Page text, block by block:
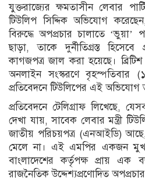
যুক্তরাজ্যের ক্ষমতাসীন লেবার
টিউলিপ সিদ্দিক অভিযোগ
বিরুদ্ধে অপপ্রচার চালাতে ‘ভুয়া’
ছাড়া, তাকে দুর্নীতিগ্রস্ত
কাগজপত্র জাল করা হয়েছে। ব্রিটিশ
অনলাইন সংস্করণে বৃহস্পতিবার
প্রতিবেদনে টিউলিপের এই অভিযোগ
প্রতিবেদনে টেলিগ্রাফ লিখেছে,
দেখা যায়, সাবেক লেবার মন্ত্রী
জাতীয় পরিচয়পত্র (এনআইডি)
মেলে না। এই এমপির একজন
বাংলাদেশের কর্তৃপক্ষ প্রায় এক
রাজনৈতিক উদ্দেশ্যপ্রণোদিত অপপ্রচার